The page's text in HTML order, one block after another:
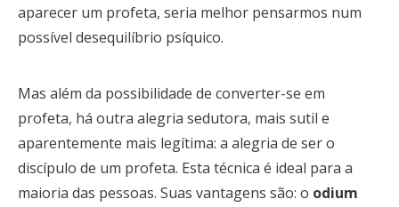
aparecer um profeta, seria melhor pensarmos num
possível desequilíbrio psíquico.
Mas além da possibilidade de converter-se em
profeta, há outra alegria sedutora, mais sutil e
aparentemente mais legítima: a alegria de ser o
discípulo de um profeta. Esta técnica é ideal para a
maioria das pessoas. Suas vantagens são: o odium